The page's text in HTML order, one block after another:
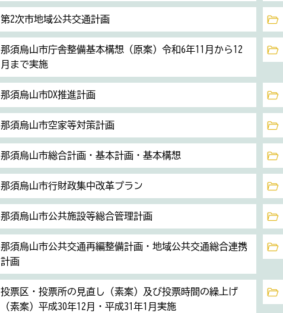
第2次市地域公共交通計画
那須烏山市庁舎整備基本構想（原案）令和6年11月から12
月まで実施
那須烏山市DX推進計画
那須烏山市空家等対策計画
那須烏山市総合計画・基本計画・基本構想
那須烏山市行財政集中改革プラン
那須烏山市公共施設等総合管理計画
那須烏山市公共交通再編整備計画・地域公共交通総合連携
計画
投票区・投票所の見直し（素案）及び投票時間の繰上げ
（素案）平成30年12月・平成31年1月実施